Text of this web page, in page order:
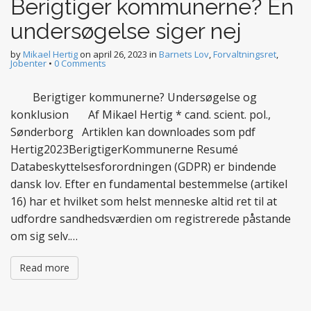
Berigtiger kommunerne? En
undersøgelse siger nej
byMikael Hertigon april 26, 2023 in Barnets Lov,Forvaltningsret,
Jobenter • 0 Comments
Berigtiger kommunerne? Undersøgelse og
konklusion Af Mikael Hertig * cand. scient. pol.,
Sønderborg Artiklen kan downloades som pdf
Hertig2023BerigtigerKommunerne Resumé
Databeskyttelsesforordningen (GDPR) er bindende
dansk lov. Efter en fundamental bestemmelse (artikel
16) har et hvilket som helst menneske altid ret til at
udfordre sandhedsværdien om registrerede påstande
om sig selv.…
Read more